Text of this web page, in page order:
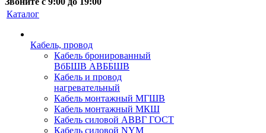
Каталог
Кабель, провод
Кабель бронированный
ВбБШВ АВББШВ
Кабель и провод
нагревательный
Кабель монтажный МГШВ
Кабель монтажный МКШ
Кабель силовой АВВГ ГОСТ
Кабель силовой NYM